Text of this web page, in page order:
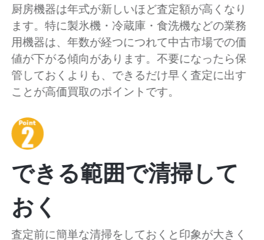
厨房機器は年式が新しいほど査定額が高くなり
ます。特に製氷機・冷蔵庫・食洗機などの業務
用機器は、年数が経つにつれて中古市場での価
値が下がる傾向があります。不要になったら保
管しておくよりも、できるだけ早く査定に出す
ことが高価買取のポイントです。
できる範囲で清掃して
おく
査定前に簡単な清掃をしておくと印象が大きく